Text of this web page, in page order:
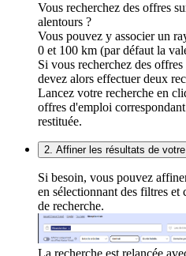
Vous recherchez des offres
alentours ?
Vous pouvez y associer un
0 et 100 km (par défaut la
Si vous recherchez des
devez alors effectuer deux
Lancez votre recherche en
offres d'emploi
restituée.
2. Affiner les résultats de
Si besoin, vous pouvez
en sélectionnant des filtres et
de recherche.
La recherche est relancée